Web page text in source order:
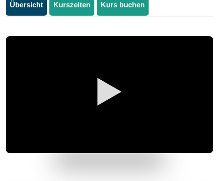
Übersicht Kurszeiten Kurs buchen